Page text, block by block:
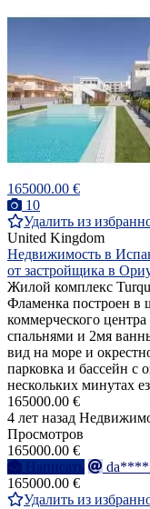
165000.00 €
10
Удалить из
United Kingdom
Недвижимость в
от застройщика в
Жилой комплекс
Фламенка построен в
коммерческого
спальнями и 2мя
вид на море и
парковка и бассейн с
нескольких минутах
165000.00 €
4 лет назад
Просмотров
165000.00 €
Написать
165000.00 €
Удалить из